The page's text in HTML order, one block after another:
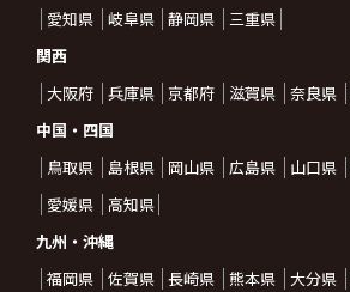
愛知県
岐阜県 静岡県
三重県
関西
大阪府
兵庫県 京都府 滋賀県 奈良県
中国・四国
鳥取県
島根県 岡山県 広島県 山口県
愛媛県
高知県
九州・沖縄
福岡県
佐賀県 長崎県 熊本県 大分県